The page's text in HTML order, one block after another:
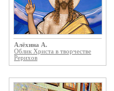
Алёхина А.
Облик Христа в творчестве
Рерихов